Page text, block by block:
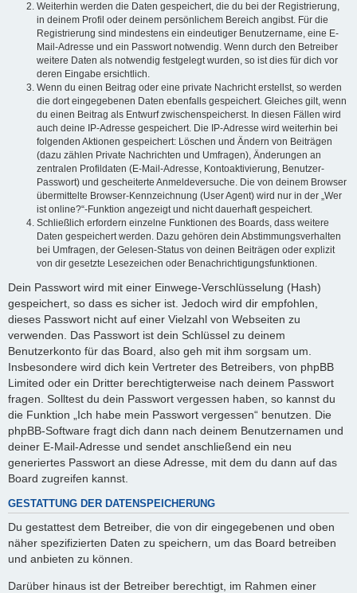
Weiterhin werden die Daten gespeichert, die du bei der Registrierung,
in deinem Profil oder deinem persönlichem Bereich angibst. Für die
Registrierung sind mindestens ein eindeutiger Benutzername, eine E-
Mail-Adresse und ein Passwort notwendig. Wenn durch den Betreiber
weitere Daten als notwendig festgelegt wurden, so ist dies für dich vor
deren Eingabe ersichtlich.
Wenn du einen Beitrag oder eine private Nachricht erstellst, so werden
die dort eingegebenen Daten ebenfalls gespeichert. Gleiches gilt, wenn
du einen Beitrag als Entwurf zwischenspeicherst. In diesen Fällen wird
auch deine IP-Adresse gespeichert. Die IP-Adresse wird weiterhin bei
folgenden Aktionen gespeichert: Löschen und Ändern von Beiträgen
(dazu zählen Private Nachrichten und Umfragen), Änderungen an
zentralen Profildaten (E-Mail-Adresse, Kontoaktivierung, Benutzer-
Passwort) und gescheiterte Anmeldeversuche. Die von deinem Browser
übermittelte Browser-Kennzeichnung (User Agent) wird nur in der „Wer
ist online?“-Funktion angezeigt und nicht dauerhaft gespeichert.
Schließlich erfordern einzelne Funktionen des Boards, dass weitere
Daten gespeichert werden. Dazu gehören dein Abstimmungsverhalten
bei Umfragen, der Gelesen-Status von deinen Beiträgen oder explizit
von dir gesetzte Lesezeichen oder Benachrichtigungsfunktionen.
Dein Passwort wird mit einer Einwege-Verschlüsselung (Hash)
gespeichert, so dass es sicher ist. Jedoch wird dir empfohlen,
dieses Passwort nicht auf einer Vielzahl von Webseiten zu
verwenden. Das Passwort ist dein Schlüssel zu deinem
Benutzerkonto für das Board, also geh mit ihm sorgsam um.
Insbesondere wird dich kein Vertreter des Betreibers, von phpBB
Limited oder ein Dritter berechtigterweise nach deinem Passwort
fragen. Solltest du dein Passwort vergessen haben, so kannst du
die Funktion „Ich habe mein Passwort vergessen“ benutzen. Die
phpBB-Software fragt dich dann nach deinem Benutzernamen und
deiner E-Mail-Adresse und sendet anschließend ein neu
generiertes Passwort an diese Adresse, mit dem du dann auf das
Board zugreifen kannst.
GESTATTUNG DER DATENSPEICHERUNG
Du gestattest dem Betreiber, die von dir eingegebenen und oben
näher spezifizierten Daten zu speichern, um das Board betreiben
und anbieten zu können.
Darüber hinaus ist der Betreiber berechtigt, im Rahmen einer